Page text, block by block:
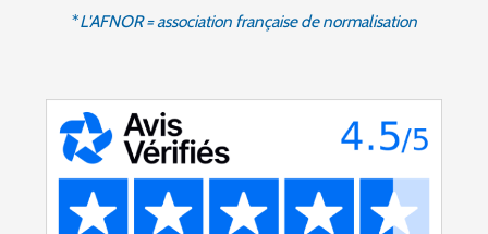
*L'AFNOR = association française de normalisation